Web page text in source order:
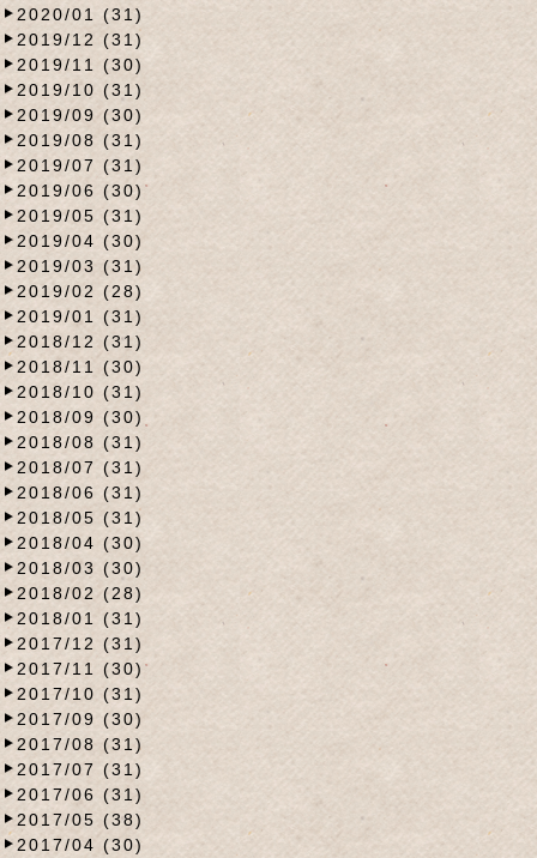
2020/01 (31)
2019/12 (31)
2019/11 (30)
2019/10 (31)
2019/09 (30)
2019/08 (31)
2019/07 (31)
2019/06 (30)
2019/05 (31)
2019/04 (30)
2019/03 (31)
2019/02 (28)
2019/01 (31)
2018/12 (31)
2018/11 (30)
2018/10 (31)
2018/09 (30)
2018/08 (31)
2018/07 (31)
2018/06 (31)
2018/05 (31)
2018/04 (30)
2018/03 (30)
2018/02 (28)
2018/01 (31)
2017/12 (31)
2017/11 (30)
2017/10 (31)
2017/09 (30)
2017/08 (31)
2017/07 (31)
2017/06 (31)
2017/05 (38)
2017/04 (30)